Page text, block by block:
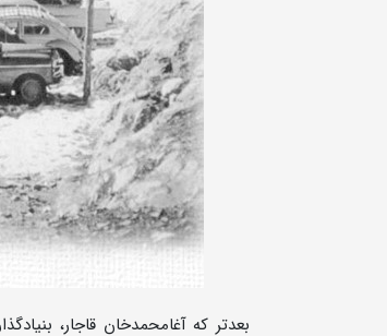
بعدتر که آغامحمدخان قاجار،